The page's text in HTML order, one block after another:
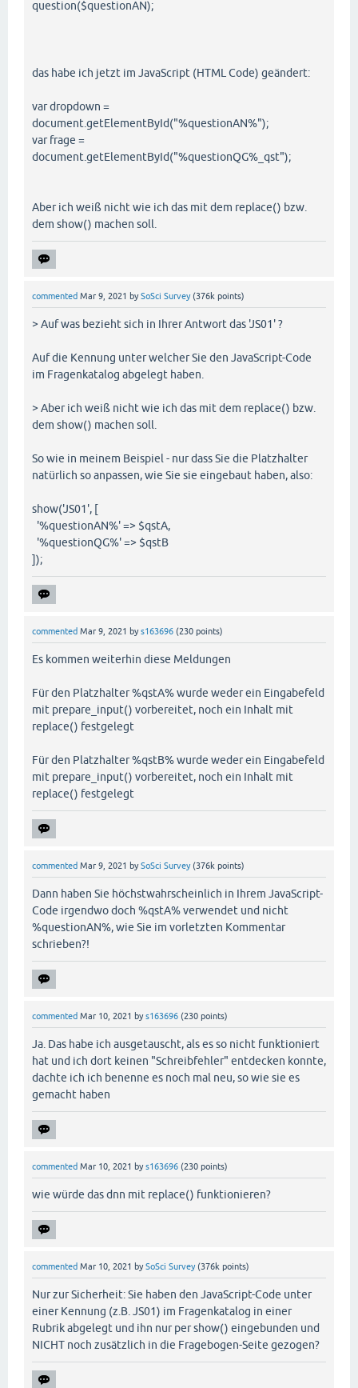
question($questionAN);
das habe ich jetzt im JavaScript (HTML Code) geändert:
var dropdown =
document.getElementById("%questionAN%");
var frage =
document.getElementById("%questionQG%_qst");
Aber ich weiß nicht wie ich das mit dem replace() bzw.
dem show() machen soll.
commented Mar 9, 2021 bySoSci Survey (376k points)
> Auf was bezieht sich in Ihrer Antwort das 'JS01' ?
Auf die Kennung unter welcher Sie den JavaScript-Code
im Fragenkatalog abgelegt haben.
> Aber ich weiß nicht wie ich das mit dem replace() bzw.
dem show() machen soll.
So wie in meinem Beispiel - nur dass Sie die Platzhalter
natürlich so anpassen, wie Sie sie eingebaut haben, also:
show('JS01', [
'%questionAN%' => $qstA,
'%questionQG%' => $qstB
]);
commented Mar 9, 2021 bys163696 (230 points)
Es kommen weiterhin diese Meldungen
Für den Platzhalter %qstA% wurde weder ein Eingabefeld
mit prepare_input() vorbereitet, noch ein Inhalt mit
replace() festgelegt
Für den Platzhalter %qstB% wurde weder ein Eingabefeld
mit prepare_input() vorbereitet, noch ein Inhalt mit
replace() festgelegt
commented Mar 9, 2021 bySoSci Survey (376k points)
Dann haben Sie höchstwahrscheinlich in Ihrem JavaScript-
Code irgendwo doch %qstA% verwendet und nicht
%questionAN%, wie Sie im vorletzten Kommentar
schrieben?!
commented Mar 10, 2021 bys163696 (230 points)
Ja. Das habe ich ausgetauscht, als es so nicht funktioniert
hat und ich dort keinen "Schreibfehler" entdecken konnte,
dachte ich ich benenne es noch mal neu, so wie sie es
gemacht haben
commented Mar 10, 2021 bys163696 (230 points)
wie würde das dnn mit replace() funktionieren?
commented Mar 10, 2021 bySoSci Survey (376k points)
Nur zur Sicherheit: Sie haben den JavaScript-Code unter
einer Kennung (z.B. JS01) im Fragenkatalog in einer
Rubrik abgelegt und ihn nur per show() eingebunden und
NICHT noch zusätzlich in die Fragebogen-Seite gezogen?